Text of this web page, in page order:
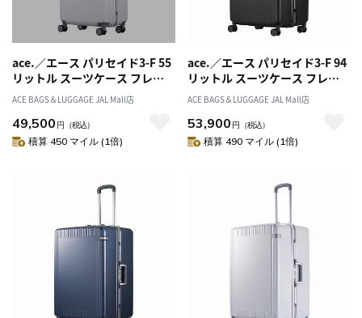
ace.／エース パリセイド3-F 55
リットル スーツケース フレー
ムタイプ 05052
ACE BAGS＆LUGGAGE JAL Mall店
49,500 円 （税込）
積算 450 マイル (1倍)
ace.／エース パリセイド3-F 94
リットル スーツケース フレー
ムタイプ 05053
ACE BAGS＆LUGGAGE JAL Mall店
53,900 円 （税込）
積算 490 マイル (1倍)